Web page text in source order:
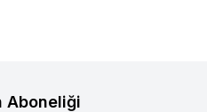
Aboneliği